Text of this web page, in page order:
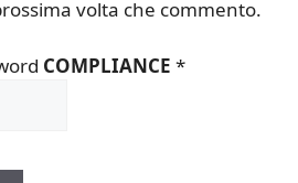
volta che commento.
COMPLIANCE *